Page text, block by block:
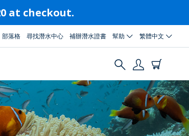
at checkout.
部落格 尋找潛水中心 補辦潛水證書 幫助 繁體中文